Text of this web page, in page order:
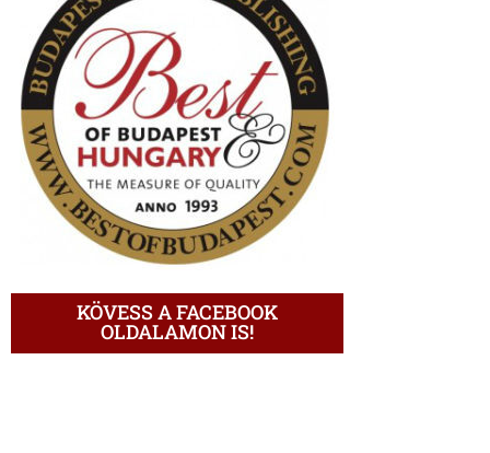
KÖVESS A FACEBOOK
OLDALAMON IS!